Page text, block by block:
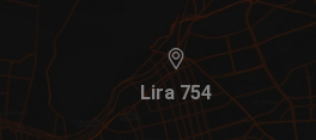
Lira 754